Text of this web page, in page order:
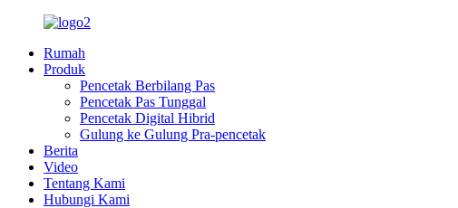
Rumah
Produk
Pencetak Berbilang Pas
Pencetak Pas Tunggal
Pencetak Digital Hibrid
Gulung ke Gulung Pra-pencetak
Berita
Video
Tentang Kami
Hubungi Kami